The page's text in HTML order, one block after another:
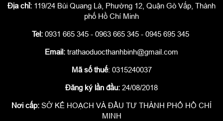
Địa chỉ: 119/24 Bùi Quang Là, Phường 12, Quận Gò Vấp, Thành
phố Hồ Chí Minh
Tel: 0931 665 345 - 0963 665 345 - 0945 695 345
Email: trathaoduocthanhbinh@gmail.com
Mã số thuế: 0315240037
Đăng ký lần đầu: 24/08/2018
Nơi cấp: SỞ KẾ HOẠCH VÀ ĐẦU TƯ THÀNH PHỐ HỒ CHÍ
MINH